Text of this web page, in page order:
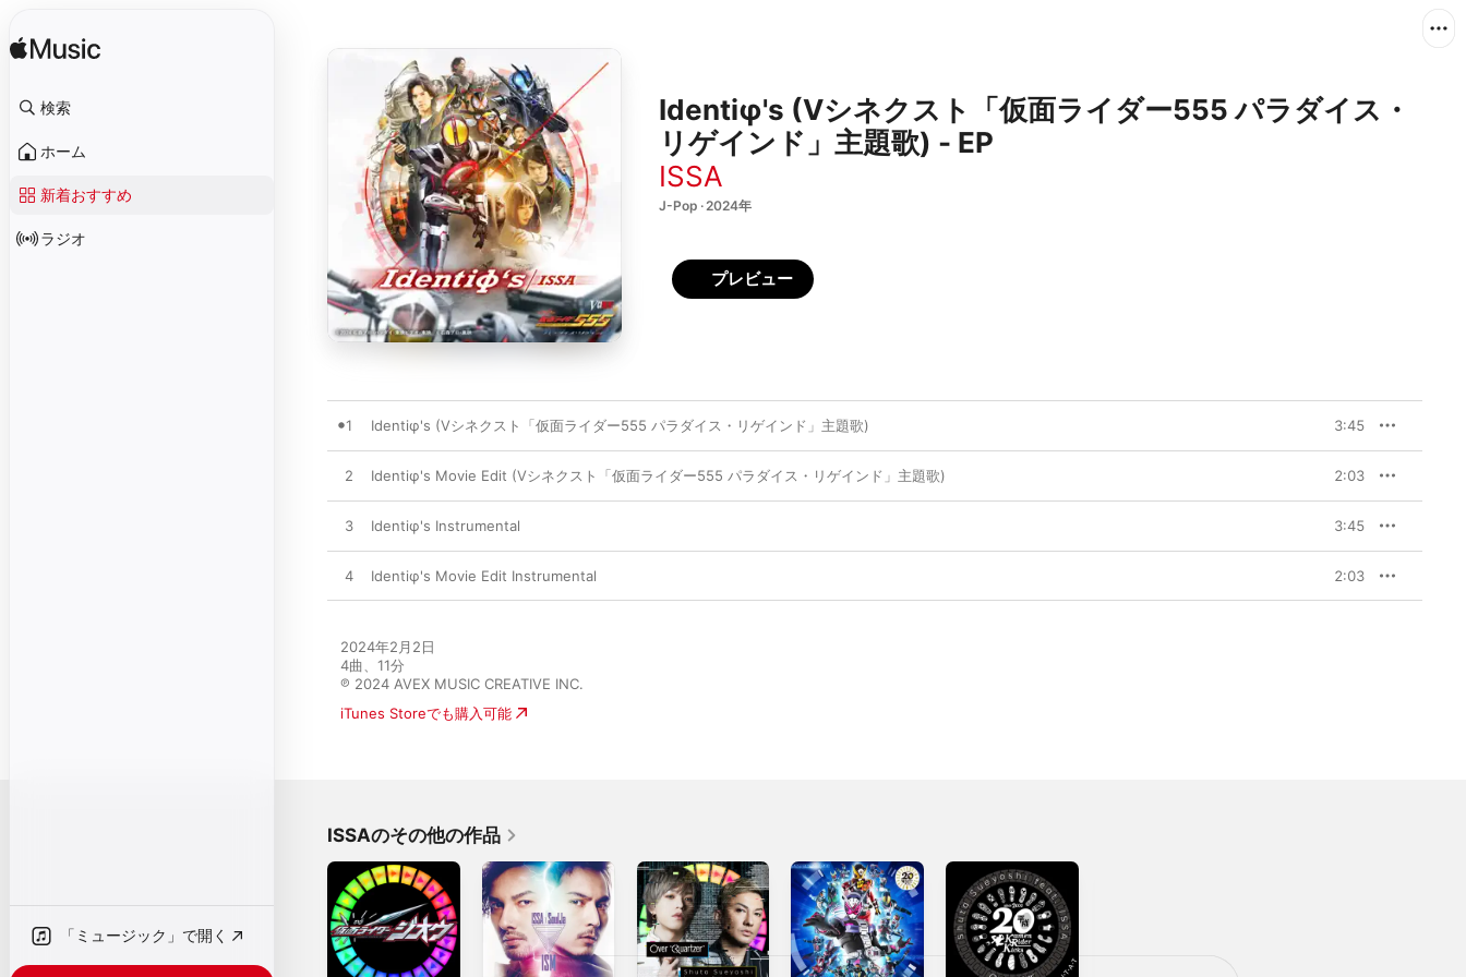
検索
ホーム
新着おすすめ
ラジオ
「ミュージック」で開く
Identiφ's (Vシネクスト「仮面ライダー555 パラダイス・
リゲインド」主題歌) - EP
ISSA
J-Pop · 2024年
プレビュー
1 Identiφ's (Vシネクスト「仮面ライダー555 パラダイス・リゲインド」主題歌) 3:45
2 Identiφ's Movie Edit (Vシネクスト「仮面ライダー555 パラダイス・リゲインド」主題歌) 2:03
3 Identiφ's Instrumental 3:45
4 Identiφ's Movie Edit Instrumental 2:03
2024年2月2日
4曲、11分
℗ 2024 AVEX MUSIC CREATIVE INC.
iTunes Storeでも購入可能
ISSAのその他の作品